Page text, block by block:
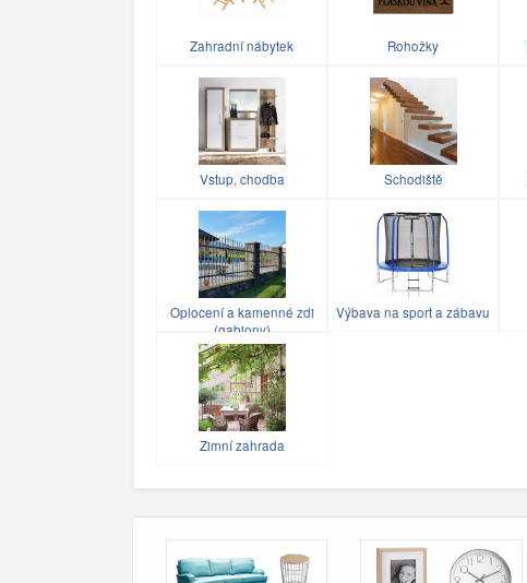
Zahradní nábytek Rohožky
Vstup, chodba Schodiště
Oplocení a kamenné zdi
(gabiony)
Výbava na sport a zábavu
Zimní zahrada